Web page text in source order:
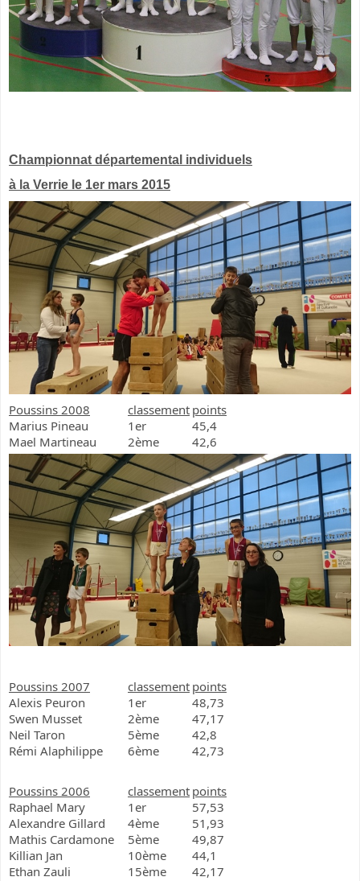
Championnat départemental individuels
à la Verrie le 1er mars 2015
Poussins 2008 classement points
Marius Pineau
1er
45,4
Mael Martineau
2ème 42,6
Poussins 2007 classement points
Alexis Peuron
1er
48,73
Swen Musset
2ème
47,17
Neil Taron
5ème
42,8
Rémi Alaphilippe
6ème 42,73
Poussins 2006 classement points
Raphael Mary
1er
57,53
Alexandre Gillard
4ème
51,93
Mathis Cardamone
5ème
49,87
Killian Jan
10ème
44,1
Ethan Zauli
15ème 42,17